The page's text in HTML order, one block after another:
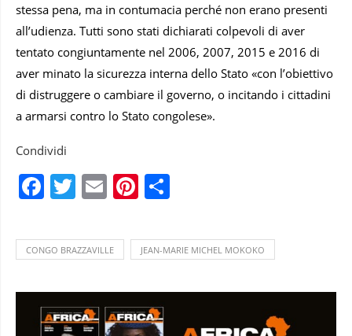
stessa pena, ma in contumacia perché non erano presenti
all’udienza. Tutti sono stati dichiarati colpevoli di aver
tentato congiuntamente nel 2006, 2007, 2015 e 2016 di
aver minato la sicurezza interna dello Stato «con l’obiettivo
di distruggere o cambiare il governo, o incitando i cittadini
a armarsi contro lo Stato congolese».
Condividi
Facebook
Twitter
EmailPinterest
CONGO BRAZZAVILLE JEAN-MARIE MICHEL MOKOKO